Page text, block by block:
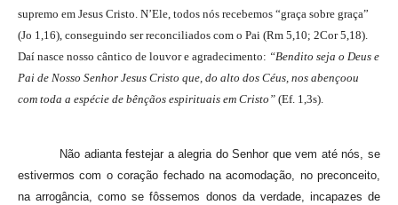
supremo em Jesus Cristo. N’Ele, todos nós recebemos “graça sobre graça”
(Jo 1,16), conseguindo ser reconciliados com o Pai (Rm 5,10; 2Cor 5,18).
Daí nasce nosso cântico de louvor e agradecimento: “Bendito seja o Deus e
Pai de Nosso Senhor Jesus Cristo que, do alto dos Céus, nos abençoou
com toda a espécie de bênçãos espirituais em Cristo” (Ef. 1,3s).
Não adianta festejar a alegria do Senhor que vem até nós, se
estivermos com o coração fechado na acomodação, no preconceito,
na arrogância, como se fôssemos donos da verdade, incapazes de